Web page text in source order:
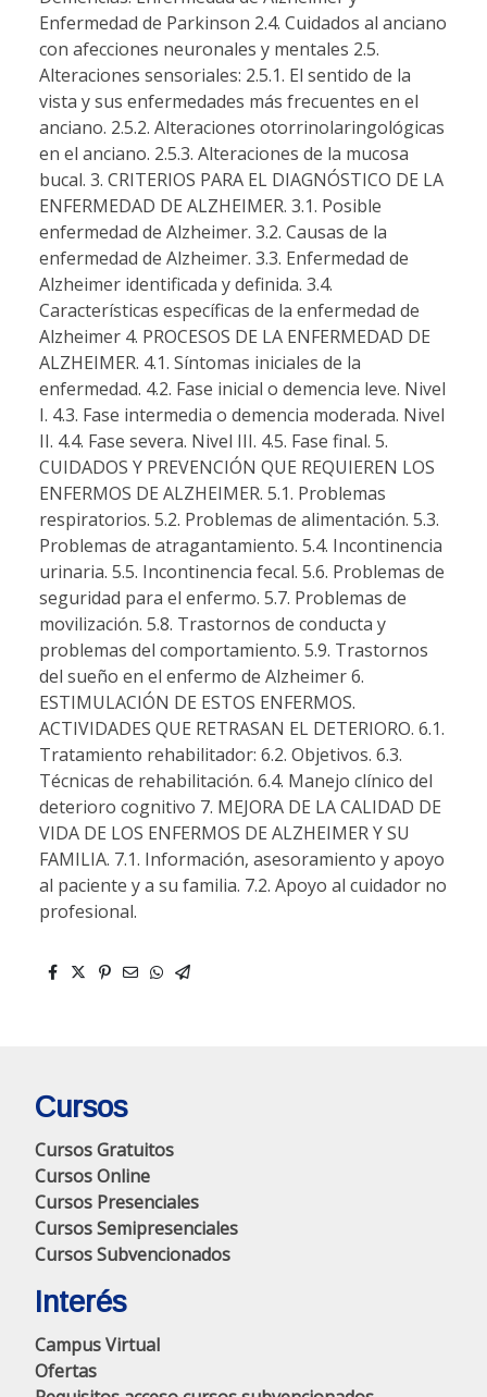
Enfermedad de Parkinson 2.4. Cuidados al anciano
con afecciones neuronales y mentales 2.5.
Alteraciones sensoriales: 2.5.1. El sentido de la
vista y sus enfermedades más frecuentes en el
anciano. 2.5.2. Alteraciones otorrinolaringológicas
en el anciano. 2.5.3. Alteraciones de la mucosa
bucal. 3. CRITERIOS PARA EL DIAGNÓSTICO DE LA
ENFERMEDAD DE ALZHEIMER. 3.1. Posible
enfermedad de Alzheimer. 3.2. Causas de la
enfermedad de Alzheimer. 3.3. Enfermedad de
Alzheimer identificada y definida. 3.4.
Características específicas de la enfermedad de
Alzheimer 4. PROCESOS DE LA ENFERMEDAD DE
ALZHEIMER. 4.1. Síntomas iniciales de la
enfermedad. 4.2. Fase inicial o demencia leve. Nivel
I. 4.3. Fase intermedia o demencia moderada. Nivel
II. 4.4. Fase severa. Nivel III. 4.5. Fase final. 5.
CUIDADOS Y PREVENCIÓN QUE REQUIEREN LOS
ENFERMOS DE ALZHEIMER. 5.1. Problemas
respiratorios. 5.2. Problemas de alimentación. 5.3.
Problemas de atragantamiento. 5.4. Incontinencia
urinaria. 5.5. Incontinencia fecal. 5.6. Problemas de
seguridad para el enfermo. 5.7. Problemas de
movilización. 5.8. Trastornos de conducta y
problemas del comportamiento. 5.9. Trastornos
del sueño en el enfermo de Alzheimer 6.
ESTIMULACIÓN DE ESTOS ENFERMOS.
ACTIVIDADES QUE RETRASAN EL DETERIORO. 6.1.
Tratamiento rehabilitador: 6.2. Objetivos. 6.3.
Técnicas de rehabilitación. 6.4. Manejo clínico del
deterioro cognitivo 7. MEJORA DE LA CALIDAD DE
VIDA DE LOS ENFERMOS DE ALZHEIMER Y SU
FAMILIA. 7.1. Información, asesoramiento y apoyo
al paciente y a su familia. 7.2. Apoyo al cuidador no
profesional.
Cursos
Cursos Gratuitos
Cursos Online
Cursos Presenciales
Cursos Semipresenciales
Cursos Subvencionados
Interés
Campus Virtual
Ofertas